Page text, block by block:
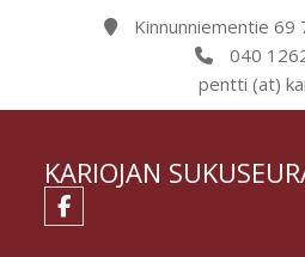
Kinnunniementie 69
040
pentti (at)
KARIOJAN